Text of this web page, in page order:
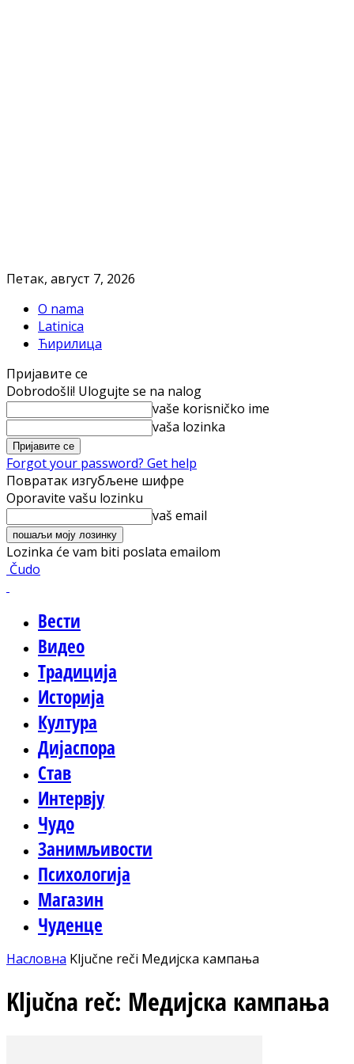
Петак, август 7, 2026
O nama
Latinica
Ћирилица
Пријавите се
Dobrodošli! Ulogujte se na nalog
vaše korisničko ime
vaša lozinka
Forgot your password? Get help
Повратак изгубљене шифре
Oporavite vašu lozinku
vaš email
Lozinka će vam biti poslata emailom
Čudo
Вести
Видео
Традиција
Историја
Култура
Дијаспора
Став
Интервју
Чудо
Занимљивости
Психологија
Магазин
Чуденце
Насловна Ključne reči Медијска кампања
Ključna reč: Медијска кампања